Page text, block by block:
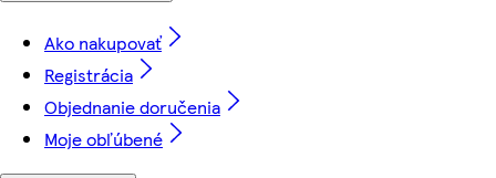
Ako nakupovať
Registrácia
Objednanie doručenia
Moje obľúbené